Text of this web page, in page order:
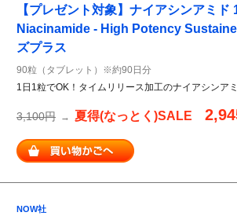
【プレゼント対象】ナイアシンアミ
Niacinamide - High Potency
ズプラス
90粒（タブレット）※約90日分
1日1粒でOK！タイムリリース加工のナイアシンア
3,100円 → 夏得(なっとく)SALE
NOW社